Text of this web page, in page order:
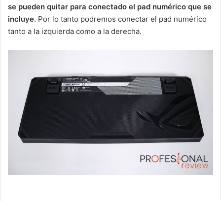
se pueden quitar para conectado el pad numérico que se
incluye. Por lo tanto podremos conectar el pad numérico
tanto a la izquierda como a la derecha.